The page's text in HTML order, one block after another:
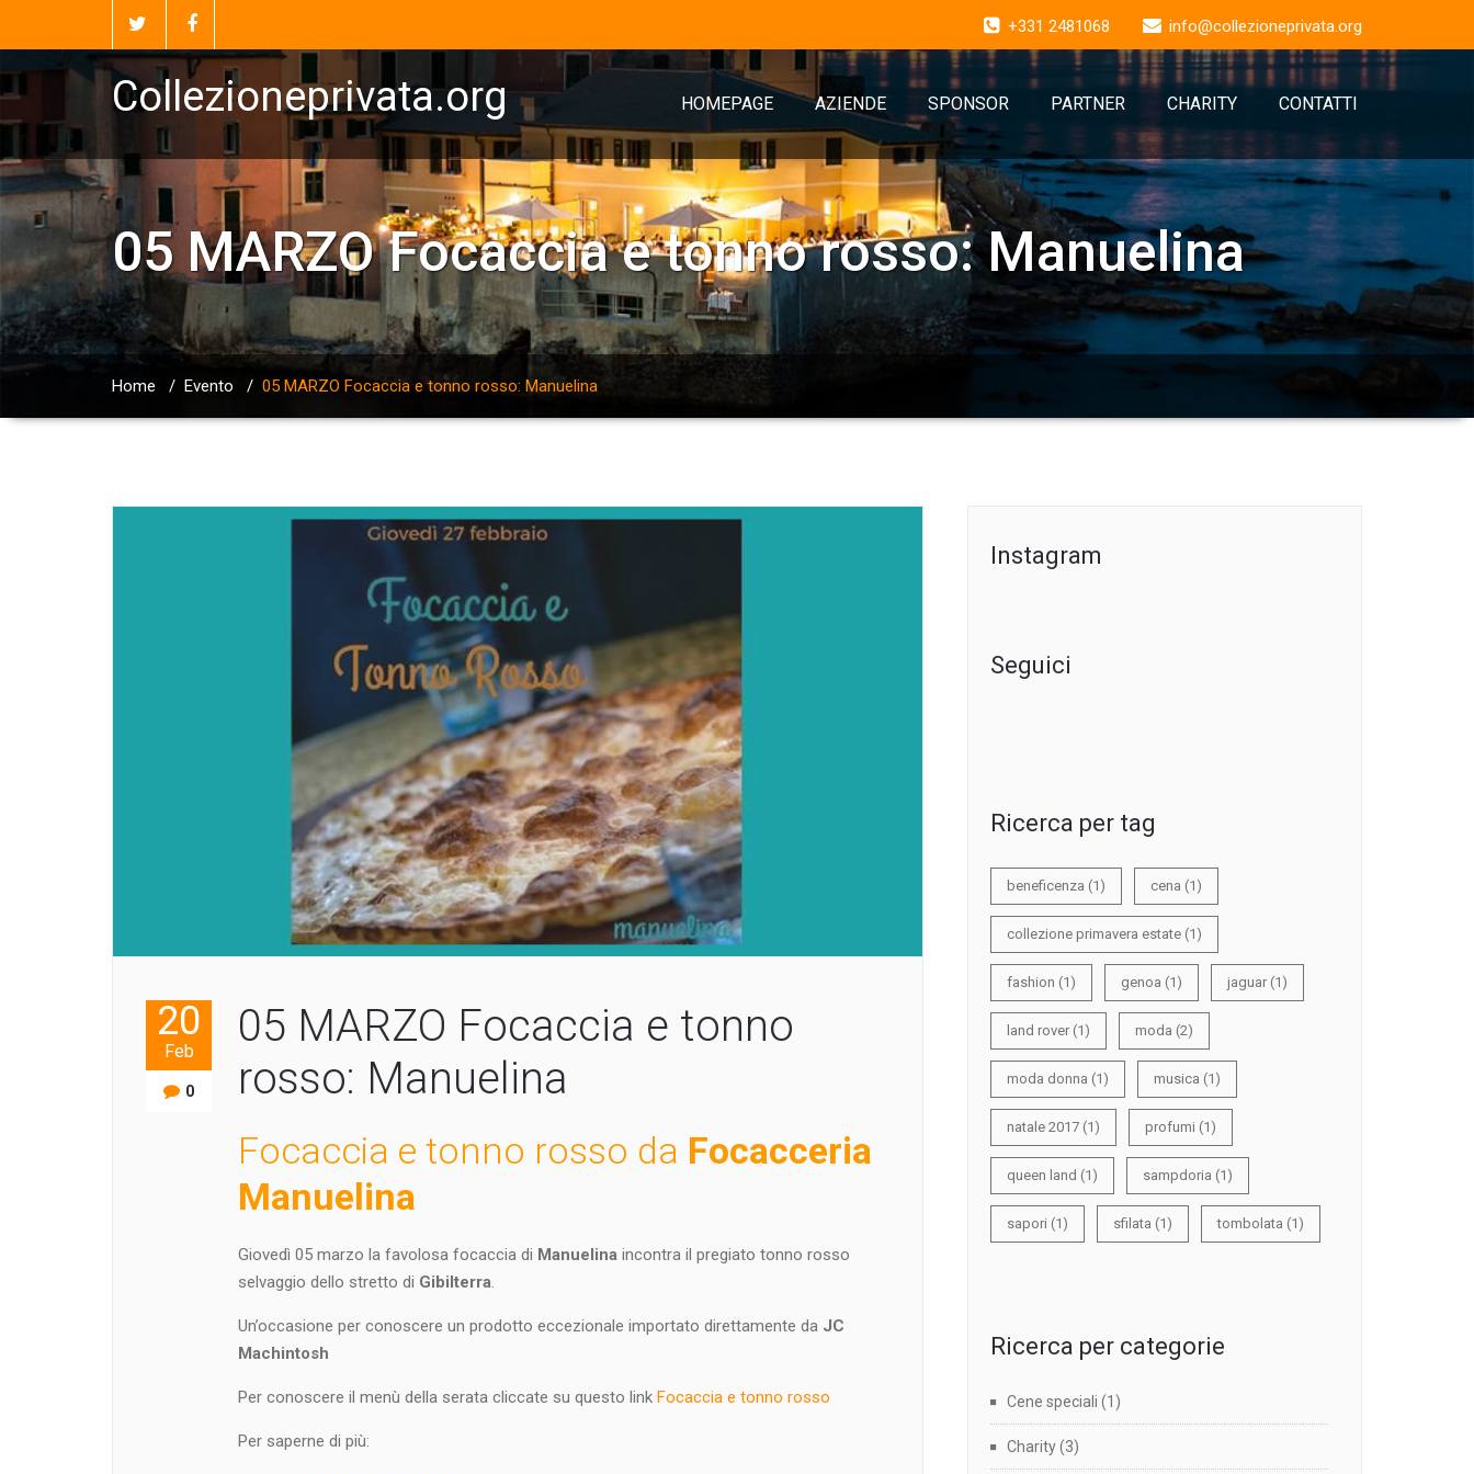
+331 2481068 info@collezioneprivata.org
Collezioneprivata.org HOMEPAGE AZIENDE SPONSOR PARTNER CHARITY CONTATTI
05 MARZO Focaccia e tonno rosso: Manuelina
Home / Evento / 05 MARZO Focaccia e tonno rosso: Manuelina
20
Feb
0
05 MARZO Focaccia e tonno
rosso: Manuelina
Focaccia e tonno rosso da Focacceria
Manuelina
Giovedì 05 marzo la favolosa focaccia di Manuelinaincontra il pregiato tonno rosso
selvaggio dello stretto di Gibilterra.
Un’occasione per conoscere un prodotto eccezionale importato direttamente da JC
Machintosh
Per conoscere il menù della serata cliccate su questo link Focaccia e tonno rosso
Per saperne di più:
Instagram
Seguici
Ricerca per tag
beneficenza (1) cena (1)
collezione primavera estate (1)
fashion (1) genoa (1) jaguar (1)
land rover (1) moda (2)
moda donna (1) musica (1)
natale 2017 (1) profumi (1)
queen land (1) sampdoria (1)
sapori (1) sfilata (1) tombolata (1)
Ricerca per categorie
Cene speciali (1)
Charity(3)